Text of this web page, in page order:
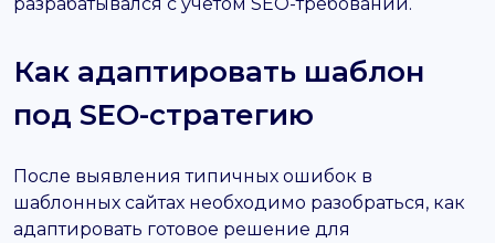
Как адаптировать шаблон
под SEO-стратегию
После выявления типичных ошибок в
шаблонных сайтах необходимо разобраться, как
адаптировать готовое решение для